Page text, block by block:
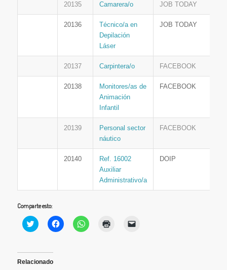
20135 Camarera/o JOB TODAY
20136
Técnico/a en
Depilación
Láser
JOB TODAY
20137 Carpintera/o FACEBOOK
20138
Monitores/as de
Animación
Infantil
FACEBOOK
20139
Personal sector
náutico
FACEBOOK
20140
Ref. 16002
Auxiliar
Administrativo/a
DOIP
Comparte esto:
Haz
clic
Twitter
(Se
Haz
clic
Haz
clic
Relacionado